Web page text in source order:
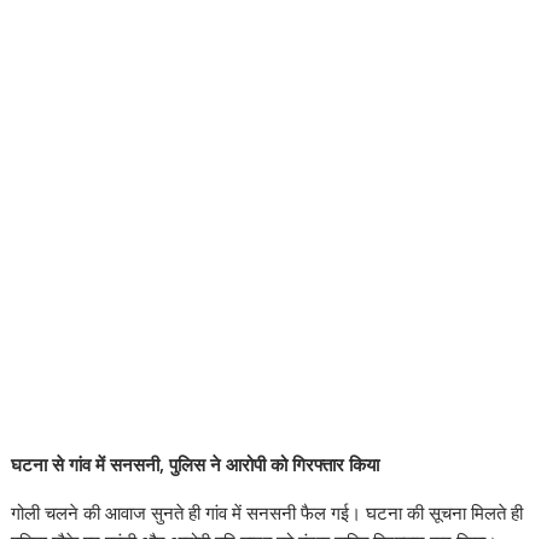
घटना से गांव में सनसनी, पुलिस ने आरोपी को गिरफ्तार किया
गोली चलने की आवाज सुनते ही गांव में सनसनी फैल गई। घटना की सूचना मिलते ही